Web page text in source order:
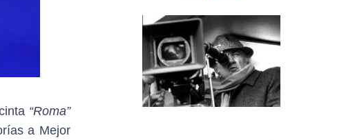
“Roma”
a Mejor